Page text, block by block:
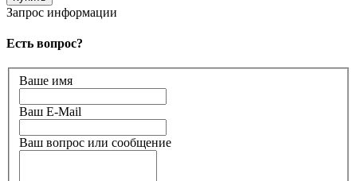
Запрос информации
Есть вопрос?
Ваше имя
Ваш E-Mail
Ваш вопрос или сообщение